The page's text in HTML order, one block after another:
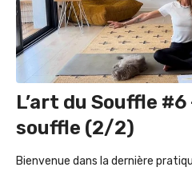
L’art du Souffle
souffle (2/2)
Bienvenue dans la dernière